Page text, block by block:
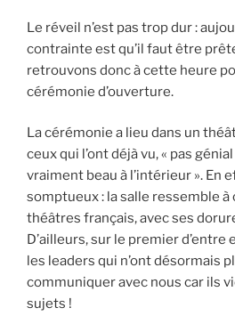
Le réveil n’est pas trop dur :
contrainte est qu’il faut être
retrouvons donc à cette heure
cérémonie d’ouverture.
La cérémonie a lieu dans un
ceux qui l’ont déjà vu, « pas
vraiment beau à l’intérieur ». En
somptueux : la salle ressemble à
théâtres français, avec ses
D’ailleurs, sur le premier d’entre
les leaders qui n’ont désormais
communiquer avec nous car ils
sujets !